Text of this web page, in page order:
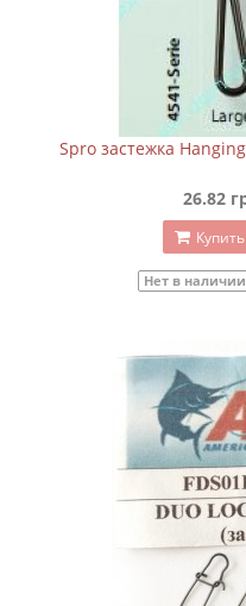
Spro застежка
26.82
Купить
Нет в наличии